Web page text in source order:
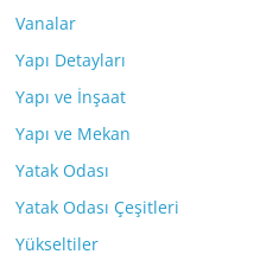
Vanalar
Yapı Detayları
Yapı ve İnşaat
Yapı ve Mekan
Yatak Odası
Yatak Odası Çeşitleri
Yükseltiler